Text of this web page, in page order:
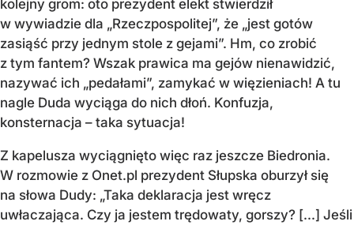
kolejny grom: oto prezydent elekt stwierdził
w wywiadzie dla „Rzeczpospolitej”, że „jest gotów
zasiąść przy jednym stole z gejami”. Hm, co zrobić
z tym fantem? Wszak prawica ma gejów nienawidzić,
nazywać ich „pedałami”, zamykać w więzieniach! A tu
nagle Duda wyciąga do nich dłoń. Konfuzja,
konsternacja – taka sytuacja!
Z kapelusza wyciągnięto więc raz jeszcze Biedronia.
W rozmowie z Onet.pl prezydent Słupska oburzył się
na słowa Dudy: „Taka deklaracja jest wręcz
uwłaczająca. Czy ja jestem trędowaty, gorszy? [...] Jeśli